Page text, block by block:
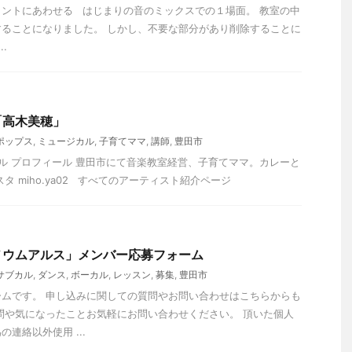
トにあわせる はじまりの音のミックスでの１場面。 教室の中
ことになりました。 しかし、不要な部分があり削除することに
木美穂」
ップス, ミュージカル, 子育てママ, 講師, 豊田市
プロフィール 豊田市にて音楽教室経営、子育てママ。カレーと
タ miho.ya02 すべてのアーティスト紹介ページ
ムアルス」メンバー応募フォーム
ブカル, ダンス, ボーカル, レッスン, 募集, 豊田市
です。 申し込みに関しての質問やお問い合わせはこちらからも
気になったことお気軽にお問い合わせください。 頂いた個人
連絡以外使用 ...